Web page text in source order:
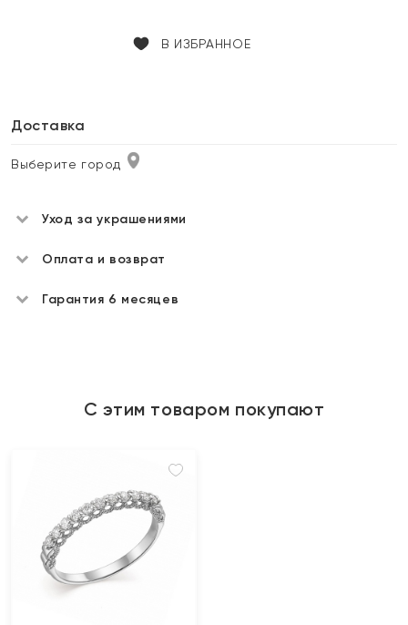
В ИЗБРАННОЕ
Доставка
Выберите город
Уход за украшениями
Оплата и возврат
Гарантия 6 месяцев
С этим товаром покупают